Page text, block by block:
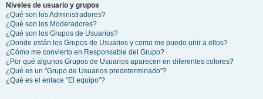
Niveles de usuario y grupos
¿Qué son los Administradores?
¿Qué son los Moderadores?
¿Qué son los Grupos de Usuarios?
¿Donde están los Grupos de Usuarios y como me puedo unir a ellos?
¿Cómo me convierto en Responsable del Grupo?
¿Por qué algunos Grupos de Usuarios aparecen en diferentes colores?
¿Qué es un "Grupo de Usuarios predeterminado"?
¿Qué es el enlace "El equipo"?